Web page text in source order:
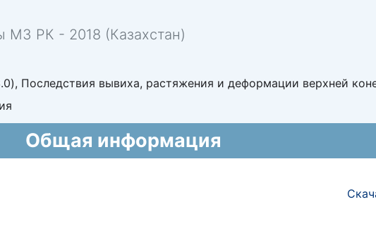
МЗ РК - 2018 (Казахстан)
Последствия вывиха, растяжения и деформации верхней
Общая информация